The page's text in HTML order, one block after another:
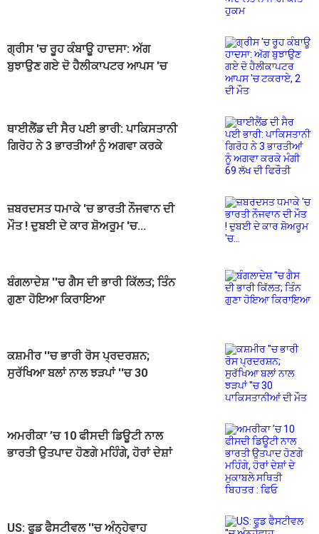
ਗ੍ਰੀਸ 'ਚ ਰੂਹ ਕੰਬਾਊ ਹਾਦਸਾ: ਅੱਗ
ਬੁਝਾਉਣ ਗਏ ਦੋ ਹੈਲੀਕਾਪਟਰ ਆਪਸ 'ਚ
ਥਾਈਲੈਂਡ ਦੀ ਸੈਰ ਪਈ ਭਾਰੀ: ਪਾਕਿਸਤਾਨੀ
ਗਿਰੋਹ ਨੇ 3 ਭਾਰਤੀਆਂ ਨੂੰ ਅਗਵਾ ਕਰਕੇ
ਜ਼ਬਰਦਸਤ ਧਮਾਕੇ 'ਚ ਭਾਰਤੀ ਨੌਜਵਾਨ ਦੀ
ਮੌਤ ! ਦੁਬਈ ਦੇ ਕਾਰ ਸ਼ੋਅਰੂਮ 'ਚ...
ਬੰਗਲਾਦੇਸ਼ ''ਚ ਗੈਸ ਦੀ ਭਾਰੀ ਕਿੱਲਤ; ਤਿੰਨ
ਗੁਣਾ ਹੋਇਆ ਕਿਰਾਇਆ
ਕਸ਼ਮੀਰ ''ਚ ਭਾਰੀ ਰੋਸ ਪ੍ਰਦਰਸ਼ਨ;
ਸੁਰੱਖਿਆ ਬਲਾਂ ਨਾਲ ਝੜਪਾਂ ''ਚ 30
ਅਮਰੀਕਾ ’ਚ 10 ਫੀਸਦੀ ਡਿਊਟੀ ਨਾਲ
ਭਾਰਤੀ ਉਤਪਾਦ ਹੋਣਗੇ ਮਹਿੰਗੇ, ਹੋਰਾਂ ਦੇਸ਼ਾਂ
US: ਫੂਡ ਫੈਸਟੀਵਲ ''ਚ ਅੰਨ੍ਹੇਵਾਹ